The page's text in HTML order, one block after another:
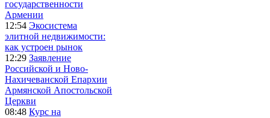
государственности
Армении
12:54 Экосистема
элитной недвижимости:
как устроен рынок
12:29 Заявление
Российской и Ново-
Нахичеванской Епархии
Армянской Апостольской
Церкви
08:48 Курс на